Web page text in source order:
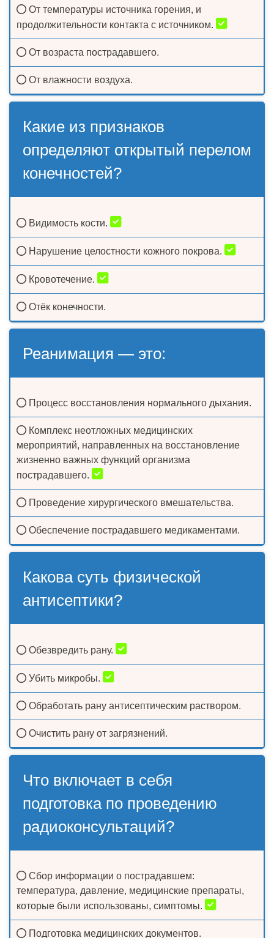
От температуры источника горения, и
продолжительности контакта с источником.
От возраста пострадавшего.
От влажности воздуха.
Какие из признаков
определяют открытый перелом
конечностей?
Видимость кости.
Нарушение целостности кожного покрова.
Кровотечение.
Отёк конечности.
Реанимация — это:
Процесс восстановления нормального дыхания.
Комплекс неотложных медицинских
мероприятий, направленных на восстановление
жизненно важных функций организма
пострадавшего.
Проведение хирургического вмешательства.
Обеспечение пострадавшего медикаментами.
Какова суть физической
антисептики?
Обезвредить рану.
Убить микробы.
Обработать рану антисептическим раствором.
Очистить рану от загрязнений.
Что включает в себя
подготовка по проведению
радиоконсультаций?
Сбор информации о пострадавшем:
температура, давление, медицинские препараты,
которые были использованы, симптомы.
Подготовка медицинских документов.